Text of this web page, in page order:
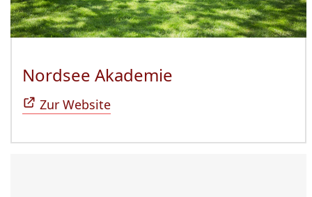
Nordsee Akademie
Zur Website